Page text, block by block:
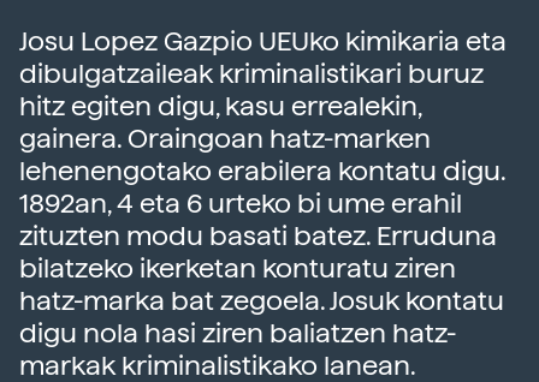
Josu Lopez Gazpio UEUko kimikaria eta
dibulgatzaileak kriminalistikari buruz
hitz egiten digu, kasu errealekin,
gainera. Oraingoan hatz-marken
lehenengotako erabilera kontatu digu.
1892an, 4 eta 6 urteko bi ume erahil
zituzten modu basati batez. Erruduna
bilatzeko ikerketan konturatu ziren
hatz-marka bat zegoela. Josuk kontatu
digu nola hasi ziren baliatzen hatz-
markak kriminalistikako lanean.